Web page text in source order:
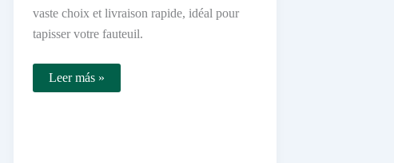
vaste choix et livraison rapide, idéal pour
tapisser votre fauteuil.
Où
acheter
Leer más »